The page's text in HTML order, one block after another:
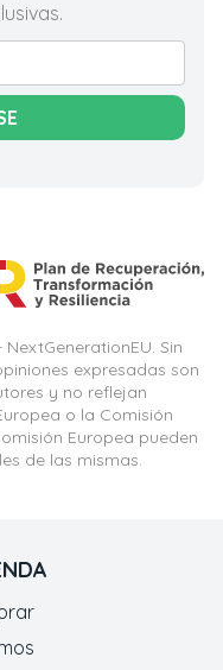
Sin
expresadas son
y no reflejan
o la Comisión
Europea pueden
de las mismas.